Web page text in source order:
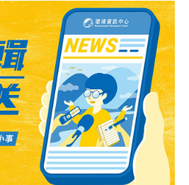
當處理，產生的二氧化碳排放量
產品因為隨意掩埋，會釋放汞、
或水質中，損害自然環境，若是
肝、腎損害，或誘發癌症、影響
盟國家電子產品回收處理成本過
積不大的電子產品直接丟在一般
主因。